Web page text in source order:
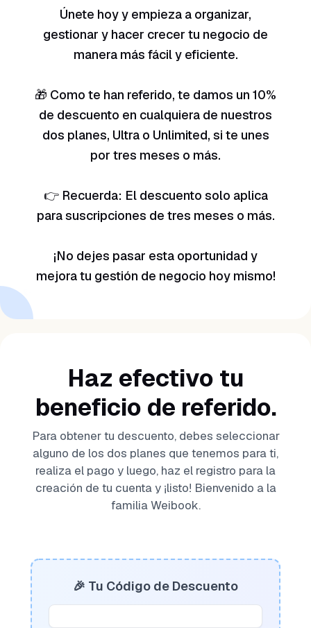
Únete hoy y empieza a organizar,
gestionar y hacer crecer tu negocio de
manera más fácil y eficiente.
🎁 Como te han referido, te damos un 10%
de descuento en cualquiera de nuestros
dos planes, Ultra o Unlimited, si te unes
por tres meses o más.
👉 Recuerda: El descuento solo aplica
para suscripciones de tres meses o más.
¡No dejes pasar esta oportunidad y
mejora tu gestión de negocio hoy mismo!
Haz efectivo tu
beneficio de referido.
Para obtener tu descuento, debes seleccionar
alguno de los dos planes que tenemos para ti,
realiza el pago y luego, haz el registro para la
creación de tu cuenta y ¡listo! Bienvenido a la
familia Weibook.
🎉 Tu Código de Descuento